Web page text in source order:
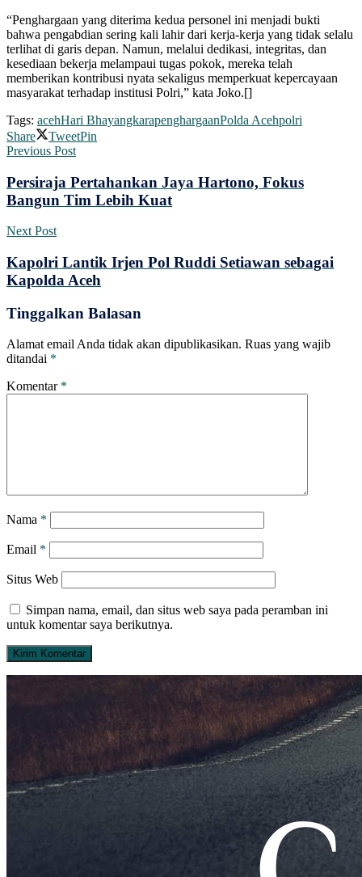
“Penghargaan yang diterima kedua personel ini menjadi bukti
bahwa pengabdian sering kali lahir dari kerja-kerja yang tidak selalu
terlihat di garis depan. Namun, melalui dedikasi, integritas, dan
kesediaan bekerja melampaui tugas pokok, mereka telah
memberikan kontribusi nyata sekaligus memperkuat kepercayaan
masyarakat terhadap institusi Polri,” kata Joko.[]
Tags: acehHari BhayangkarapenghargaanPolda Acehpolri
Share
TweetPin
Previous Post
Persiraja Pertahankan Jaya Hartono, Fokus
Bangun Tim Lebih Kuat
Next Post
Kapolri Lantik Irjen Pol Ruddi Setiawan sebagai
Kapolda Aceh
Tinggalkan Balasan
Alamat email Anda tidak akan dipublikasikan. Ruas yang wajib
ditandai *
Komentar *
Nama *
Email *
Situs Web
Simpan nama, email, dan situs web saya pada peramban ini
untuk komentar saya berikutnya.